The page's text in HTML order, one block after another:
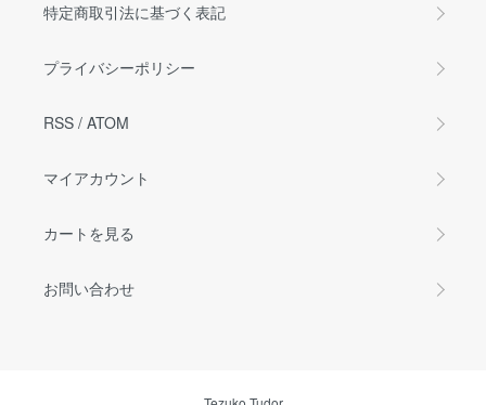
特定商取引法に基づく表記
プライバシーポリシー
RSS / ATOM
マイアカウント
カートを見る
お問い合わせ